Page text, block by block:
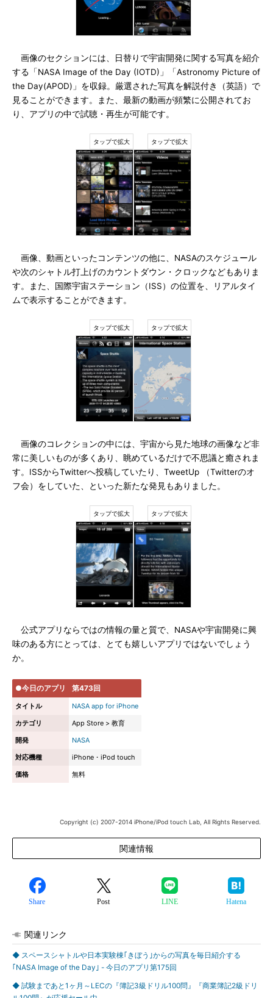
画像のセクションには、日替りで宇宙開発に関する写真を紹介
する「NASA Image of the Day (IOTD)」「Astronomy Picture of
the Day(APOD)」を収録。厳選された写真を解説付き（英語）で
見ることができます。また、最新の動画が頻繁に公開されてお
り、アプリの中で試聴・再生が可能です。
画像、動画といったコンテンツの他に、NASAのスケジュール
や次のシャトル打上げのカウントダウン・クロックなどもありま
す。また、国際宇宙ステーション（ISS）の位置を、リアルタイ
ムで表示することができます。
画像のコレクションの中には、宇宙から見た地球の画像など非
常に美しいものが多くあり、眺めているだけで不思議と癒されま
す。ISSからTwitterへ投稿していたり、TweetUp （Twitterのオ
フ会）をしていた、といった新たな発見もありました。
公式アプリならではの情報の量と質で、NASAや宇宙開発に興
味のある方にとっては、とても嬉しいアプリではないでしょう
か。
●今日のアプリ 第473回
タイトル
NASA app for iPhone
カテゴリ
App Store > 教育
開発
NASA
対応機種
iPhone・iPod touch
価格
無料
Copyright (c) 2007-2014 iPhone/iPod touch Lab, All Rights Reserved.
関連情報
Share Post LINE Hatena
関連リンク
◆ スペースシャトルや日本実験棟｢きぼう｣からの写真を毎日紹介する
｢NASA Image of the Day｣ - 今日のアプリ第175回
◆ 試験まであと1ヶ月～LECの『簿記3級ドリル100問』『商業簿記2級ドリ